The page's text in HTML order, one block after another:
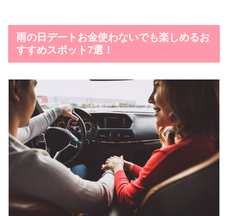
雨の日デートお金使わないでも楽しめるお
すすめスポット7選！